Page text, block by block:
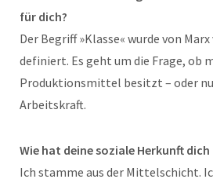
für dich?
Der Begriff »Klasse« wurde von
definiert. Es geht um die Frage, ob
Produktionsmittel besitzt – oder
Arbeitskraft.
Wie hat deine soziale Herkunft
Ich stamme aus der Mittelschicht.